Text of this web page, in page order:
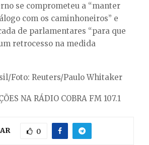
se comprometeu a “manter
com os caminhoneiros” e
de parlamentares “para que
retrocesso na medida
Foto: Reuters/Paulo Whitaker
NA RÁDIO COBRA FM 107.1
0